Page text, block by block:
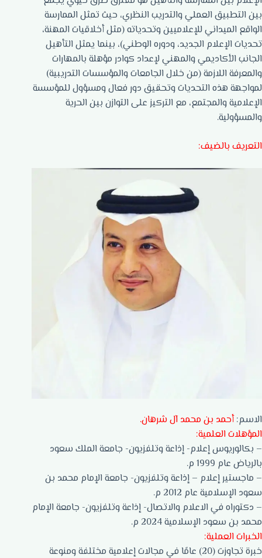
بين التطبيق العملي والتدريب النظري، حيث تمثل الممارسة
الواقع الميداني للإعلاميين وتحدياته (مثل أخلاقيات المهنة،
تحديات الإعلام الجديد، ودوره الوطني)، بينما يمثل التأهيل
الجانب الأكاديمي والمهني لإعداد كوادر مؤهلة بالمهارات
والمعرفة اللازمة (من خلال الجامعات والمؤسسات التدريبية)
لمواجهة هذه التحديات وتحقيق دور فعال ومسؤول للمؤسسة
الإعلامية والمجتمع، مع التركيز على التوازن بين الحرية
والمسؤولية.
التعريف بالضيف:
الاسم:أحمد بن محمد آل شرهان.
المؤهلات العلمية:
– بكالوريوس إعلام- إذاعة وتلفزيون- جامعة الملك سعود
بالرياض عام 1999 م.
– ماجستير إعلام – إذاعة وتلفزيون- جامعة الإمام محمد بن
سعود الإسلامية عام 2012 م.
– دكتوراه في الاعلام والاتصال- إذاعة وتلفزيون- جامعة الإمام
محمد بن سعود الإسلامية 2024 م.
الخبرات العملية:
خبرة تجاوزت (20) عامًا في مجالات إعلامية مختلفة ومنوعة